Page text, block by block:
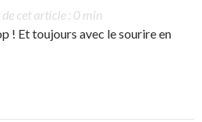
cet article : 0 min
! Et toujours avec le sourire en